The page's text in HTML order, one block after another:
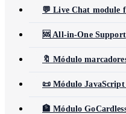
💬 Live Chat module
🆘 All-in-One Support
🔖 Módulo
📜 Módulo
🏦 Módulo